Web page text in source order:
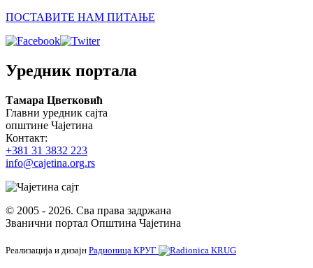
ПОСТАВИТЕ НАМ ПИТАЊЕ
Уредник портала
Тамара Цветковић
Главни уредник сајта
општине Чајетина
Контакт:
+381 31 3832 223
info@cajetina.org.rs
© 2005 - 2026. Сва права задржана
Званични портал Општина Чајетина
Реализација и дизајн Радионица КРУГ